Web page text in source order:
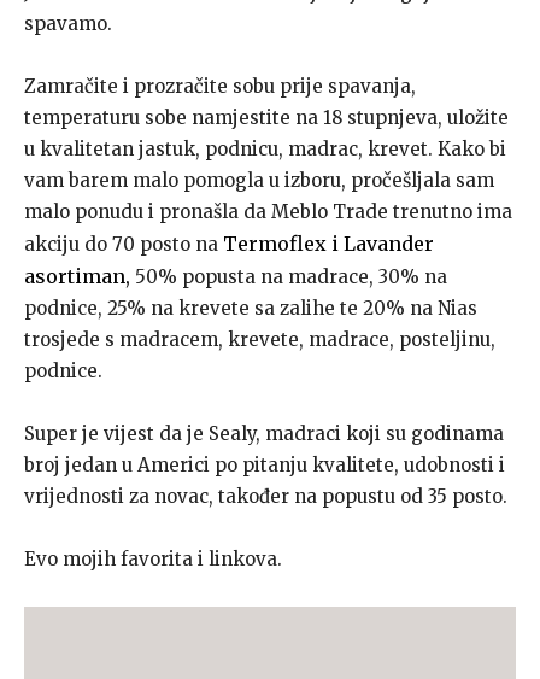
spavamo.
Zamračite i prozračite sobu prije spavanja,
temperaturu sobe namjestite na 18 stupnjeva, uložite
u kvalitetan jastuk, podnicu, madrac, krevet. Kako bi
vam barem malo pomogla u izboru, pročešljala sam
malo ponudu i pronašla da Meblo Trade trenutno ima
akciju do 70 posto na Termoflex i Lavander
asortiman, 50% popusta na madrace, 30% na
podnice, 25% na krevete sa zalihe te 20% na Nias
trosjede s madracem, krevete, madrace, posteljinu,
podnice.
Super je vijest da je Sealy, madraci koji su godinama
broj jedan u Americi po pitanju kvalitete, udobnosti i
vrijednosti za novac, također na popustu od 35 posto.
Evo mojih favorita i linkova.